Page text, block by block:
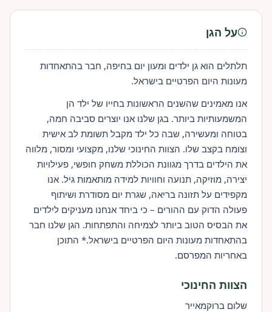
על הגן
תלתלים הוא גן ילדים ומעון יום בחיפה, חבר בהתאחדות
מעונות היום הפרטיים בישראל.
אנו מאמינים שהשנים הראשונות בחייו של ילד הן
המשמעותיות ביותר. בגן שלנו אנו יוצרים סביבה חמה,
בטוחה ומעשירה, שבה כל ילד מקבל תשומת לב אישית
וצומח בקצב שלו. הצוות החינוכי שלנו, מקצועי ומסור, מלווה
את הילדים בדרך מגוונת הכוללת משחק חופשי, פעילויות
יצירה, מוזיקה, תנועה וחוויות למידה מותאמות גיל. אנו
מקפידים על תזונה בריאה, שגרת יום מסודרת ושיתוף
פעולה הדוק עם ההורים – כי ביחד אנחנו מעניקים לילדים
את הבסיס הטוב ביותר לצמיחה והתפתחות. הגן שלנו חבר
בהתאחדות מעונות היום הפרטיים בישראל.* התוכן
באחריות המפרסם.
הצוות החינוכי
שלום ברוקמאייר